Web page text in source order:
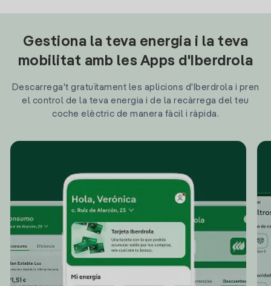
Gestiona la teva energia i la teva
mobilitat amb les Apps d'Iberdrola
Descarrega't gratuïtament les aplicions d'Iberdrola i pren
el control de la teva energia i de la recàrrega del teu
coche elèctric de manera fàcil i ràpida.